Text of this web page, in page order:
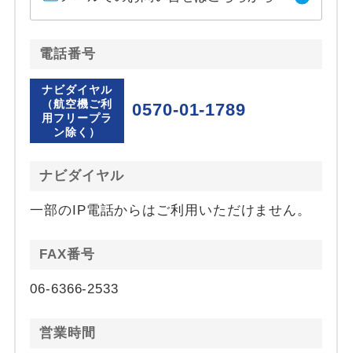
電話番号
ナビダイヤル
（航空機ご利
用フリープラ
ン除く）
0570-01-1789
ナビダイヤル
一部のIP電話からはご利用いただけません。
FAX番号
06-6366-2533
営業時間